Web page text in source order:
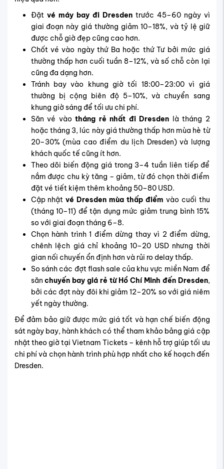
Đặt vé máy bay đi Dresdentrước 45–60 ngày vì
giai đoạn này giá thường giảm 10–18%, và tỷ lệ giữ
được chỗ giờ đẹp cũng cao hơn.
Chốt vé vào ngày thứ Ba hoặc thứ Tư bởi mức giá
thường thấp hơn cuối tuần 8–12%, và số chỗ còn lại
cũng đa dạng hơn.
Tránh bay vào khung giờ tối 18:00–23:00 vì giá
thường bị cộng biên độ 5–10%, và chuyển sang
khung giờ sáng để tối ưu chi phí.
Săn vé vào tháng rẻ nhất đi Dresden là tháng 2
hoặc tháng 3, lúc này giá thường thấp hơn mùa hè từ
20–30% (mùa cao điểm du lịch Dresden) và lượng
khách quốc tế cũng ít hơn.
Theo dõi biến động giá trong 3–4 tuần liên tiếp để
nắm được chu kỳ tăng – giảm, từ đó chọn thời điểm
đặt vé tiết kiệm thêm khoảng 50–80 USD.
Cập nhậtvé Dresden mùa thấp điểm vào cuối thu
(tháng 10–11) để tận dụng mức giảm trung bình 15%
so với giai đoạn tháng 6–8.
Chọn hành trình 1 điểm dừng thay vì 2 điểm dừng,
chênh lệch giá chỉ khoảng 10–20 USD nhưng thời
gian nối chuyến ổn định hơn và rủi ro delay thấp.
So sánh các đợt flash sale của khu vực miền Nam để
sănchuyến bay giá rẻ từ Hồ Chí Minh đến Dresden,
bởi các đợt này đôi khi giảm 12–20% so với giá niêm
yết ngày thường.
Để đảm bảo giữ được mức giá tốt và hạn chế biến động
sát ngày bay, hành khách có thể tham khảo bảng giá cập
nhật theo giờ tại Vietnam Tickets – kênh hỗ trợ giúp tối ưu
chi phí và chọn hành trình phù hợp nhất cho kế hoạch đến
Dresden.